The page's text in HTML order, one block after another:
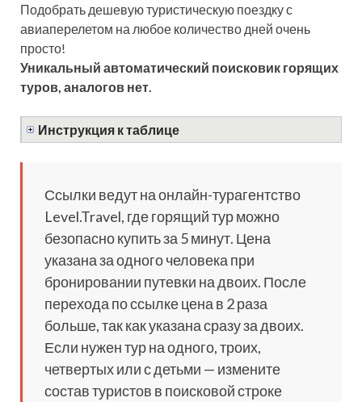
Подобрать дешевую туристическую поездку с
авиаперелетом на любое количество дней очень
просто!
Уникальный автоматический поисковик горящих
туров, аналогов нет.
Инструкция к таблице
Ссылки ведут на онлайн-турагентство
Level.Travel, где горящий тур можно
безопасно купить за 5 минут. Цена
указана за одного человека при
бронировании путевки на двоих. После
перехода по ссылке цена в 2 раза
больше, так как указана сразу за двоих.
Если нужен тур на одного, троих,
четвертых или с детьми — измените
состав туристов в поисковой строке